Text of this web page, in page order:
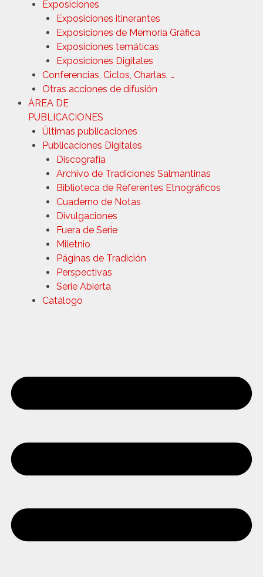
Exposiciones
Exposiciones itinerantes
Exposiciones de Memoria Gráfica
Exposiciones temáticas
Exposiciones Digitales
Conferencias, Ciclos, Charlas, …
Otras acciones de difusión
ÁREA DE
PUBLICACIONES
Últimas publicaciones
Publicaciones Digitales
Discografía
Archivo de Tradiciones Salmantinas
Biblioteca de Referentes Etnográficos
Cuaderno de Notas
Divulgaciones
Fuera de Serie
Miletnio
Páginas de Tradición
Perspectivas
Serie Abierta
Catálogo